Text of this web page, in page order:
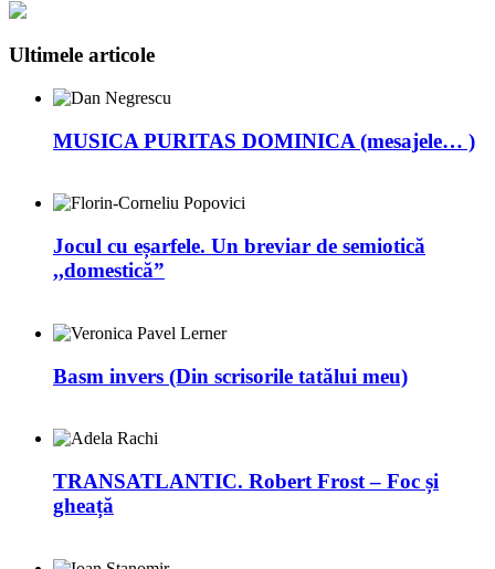
Ultimele articole
MUSICA PURITAS DOMINICA (mesajele… )
Jocul cu eșarfele. Un breviar de semiotică
,,domestică”
Basm invers (Din scrisorile tatălui meu)
TRANSATLANTIC. Robert Frost – Foc și
gheață